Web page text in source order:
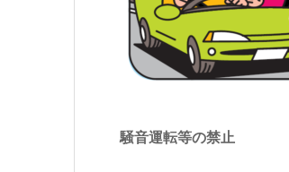
騒音運転等の禁止